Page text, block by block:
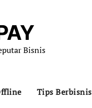
Bisnis
Tips Berbisnis